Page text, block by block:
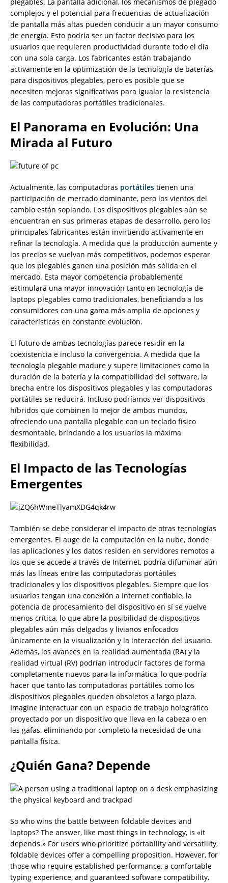
complejos y el potencial para frecuencias de actualización
de pantalla más altas pueden conducir a un mayor consumo
de energía. Esto podría ser un factor decisivo para los
usuarios que requieren productividad durante todo el día
con una sola carga. Los fabricantes están trabajando
activamente en la optimización de la tecnología de baterías
para dispositivos plegables, pero es posible que se
necesiten mejoras significativas para igualar la resistencia
de las computadoras portátiles tradicionales.
El Panorama en Evolución: Una
Mirada al Futuro
Actualmente, las computadoras portátiles tienen una
participación de mercado dominante, pero los vientos del
cambio están soplando. Los dispositivos plegables aún se
encuentran en sus primeras etapas de desarrollo, pero los
principales fabricantes están invirtiendo activamente en
refinar la tecnología. A medida que la producción aumente y
los precios se vuelvan más competitivos, podemos esperar
que los plegables ganen una posición más sólida en el
mercado. Esta mayor competencia probablemente
estimulará una mayor innovación tanto en tecnología de
laptops plegables como tradicionales, beneficiando a los
consumidores con una gama más amplia de opciones y
características en constante evolución.
El futuro de ambas tecnologías parece residir en la
coexistencia e incluso la convergencia. A medida que la
tecnología plegable madure y supere limitaciones como la
duración de la batería y la compatibilidad del software, la
brecha entre los dispositivos plegables y las computadoras
portátiles se reducirá. Incluso podríamos ver dispositivos
híbridos que combinen lo mejor de ambos mundos,
ofreciendo una pantalla plegable con un teclado físico
desmontable, brindando a los usuarios la máxima
flexibilidad.
El Impacto de las Tecnologías
Emergentes
También se debe considerar el impacto de otras tecnologías
emergentes. El auge de la computación en la nube, donde
las aplicaciones y los datos residen en servidores remotos a
los que se accede a través de Internet, podría difuminar aún
más las líneas entre las computadoras portátiles
tradicionales y los dispositivos plegables. Siempre que los
usuarios tengan una conexión a Internet confiable, la
potencia de procesamiento del dispositivo en sí se vuelve
menos crítica, lo que abre la posibilidad de dispositivos
plegables aún más delgados y livianos enfocados
únicamente en la visualización y la interacción del usuario.
Además, los avances en la realidad aumentada (RA) y la
realidad virtual (RV) podrían introducir factores de forma
completamente nuevos para la informática, lo que podría
hacer que tanto las computadoras portátiles como los
dispositivos plegables queden obsoletos a largo plazo.
Imagine interactuar con un espacio de trabajo holográfico
proyectado por un dispositivo que lleva en la cabeza o en
las gafas, eliminando por completo la necesidad de una
pantalla física.
¿Quién Gana? Depende
So who wins the battle between foldable devices and
laptops? The answer, like most things in technology, is «it
depends.» For users who prioritize portability and versatility,
foldable devices offer a compelling proposition. However, for
those who require established performance, a comfortable
typing experience, and guaranteed software compatibility,